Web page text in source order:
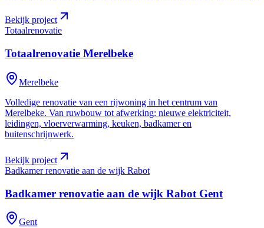
Bekijk project
Totaalrenovatie
Totaalrenovatie Merelbeke
Merelbeke
Volledige renovatie van een rijwoning in het centrum van
Merelbeke. Van ruwbouw tot afwerking: nieuwe elektriciteit,
leidingen, vloerverwarming, keuken, badkamer en
buitenschrijnwerk.
Bekijk project
Badkamer renovatie aan de wijk Rabot
Badkamer renovatie aan de wijk Rabot Gent
Gent